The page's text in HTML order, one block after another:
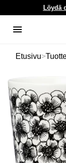
Löydä
Etusivu>